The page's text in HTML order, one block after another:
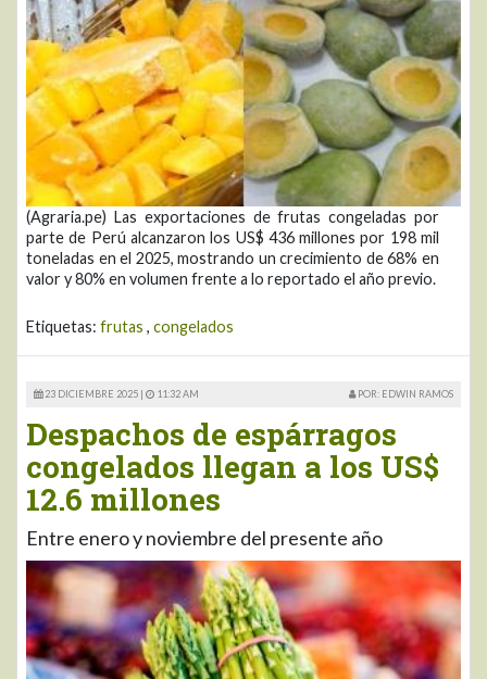
(Agraria.pe) Las exportaciones de frutas congeladas por
parte de Perú alcanzaron los US$ 436 millones por 198 mil
toneladas en el 2025, mostrando un crecimiento de 68% en
valor y 80% en volumen frente a lo reportado el año previo.
Etiquetas: frutas , congelados
23 DICIEMBRE 2025 | 11:32 AM POR: EDWIN RAMOS
Despachos de espárragos
congelados llegan a los US$
12.6 millones
Entre enero y noviembre del presente año